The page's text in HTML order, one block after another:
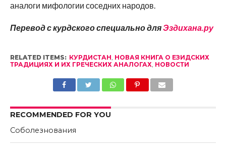
аналоги мифологии соседних народов.
Перевод с курдского специально дляЭздихана.ру
RELATED ITEMS: КУРДИСТАН, НОВАЯ КНИГА О ЕЗИДСКИХ
ТРАДИЦИЯХ И ИХ ГРЕЧЕСКИХ АНАЛОГАХ, НОВОСТИ
RECOMMENDED FOR YOU
Соболезнования